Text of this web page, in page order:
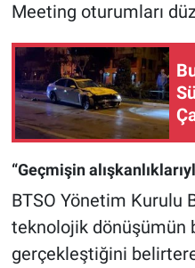
Meeting oturumları
“Geçmişin
BTSO Yönetim Kurulu
teknolojik dönüşümün
gerçekleştiğini
Nöbetçi Eczaneler